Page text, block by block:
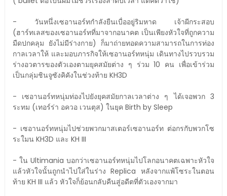
- วันหนึ่งเซอานอร์ทกำลังยืนเบื่ออยู่ริมหาด เจ้าผีกระสอบ
(ฮาร์ทเลสของเซอานอร์ทที่มาจากอนาคต เป็นเพียงหัวใจที่ถูกความ
มืดปกคลุม ยังไม่มีร่างกาย) ก็มาถ่ายทอดความสามารถในการท่อง
กาลเวลาให้ และมอบภารกิจให้เซอานอร์ทหนุ่ม เดินทางไปรวบรวม
ร่างอวตารของตัวเองตามยุคสมัยต่าง ๆ ร่วม 10 คน เพื่อเข้าร่วม
เป็นกลุ่มชินจูซังคิคังในช่วงท้าย KH3D
- เซอานอร์ทหนุ่มท่องไปยังยุคสมัยกาลเวลาต่าง ๆ ได้เจอพวก 3
ระทม (เทอร์ร่า อควอ เวนตุส) ในยุค Birth by Sleep
- เซอานอร์ทหนุ่มไปช่วยพวกมาสเตอร์เซอานอร์ท ต่อกรกับพวกโซ
ระใมน KH3D และ KH III
- ใน Ultimania บอกว่าเซอานอร์ทหนุ่มไปโลกอนาคตเฉพาะหัวใจ
แล้วหัวใจนั้นถูกนำไปใส่ในร่าง Replica หลังจากแพ้โซระในตอน
ท้าย KH III แล้ว หัวใจก็ย้อนกลับคืนสู่อดีตที่ตัวเองจากมา